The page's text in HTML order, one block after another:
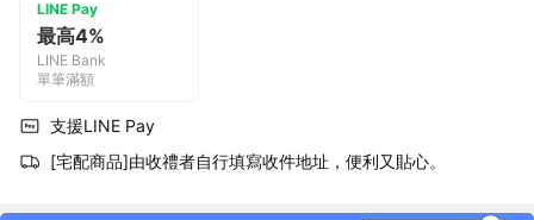
LINE Pay
最高4%
LINE Bank
單筆滿額
支援LINE Pay
[宅配商品]由收禮者自行填寫收件地址，便利又貼心。